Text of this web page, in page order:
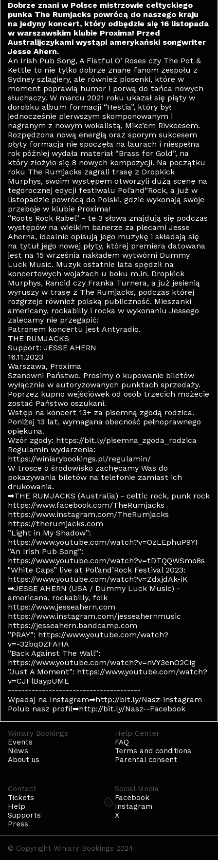
Dobrze znani w Polsce mistrzowie celtyckiego
punka The Rumjacks powrócą do naszego kraju
na jedyny koncert, który odbędzie się 16 listopada
w warszawskim klubie Proxima! Przed
Australijczykami wystąpi amerykański songwriter
Jesse Ahern.
An Irish Pub Song, A Fistful O’ Roses czy The Pot &
Kettle to nie tylko dobrze znane fanom zespołu z
Sydney szlagiery, ale również piosenki, które w
moment poprawią humor i porwą do tańca nowych
słuchaczy. W marcu 2021 roku ukazał się piąty w
dorobku album formacji “Hestia”, który był
jednocześnie pierwszym skomponowanym i
nagranym z nowym wokalistą, Mike’em Rivkeesem.
Rozpędzona nową energią oraz sporym sukcesem
płyty formacja nie spoczęła na laurach i niespełna
rok później wydała materiał “Brass for Gold”, na
który złożyło się 8 nowych kompozycji. Na początku
roku The Rumjacks zagrali trasę z Dropkick
Murphys, swoim występem otworzyli dużą scenę na
tegorocznej edycji festiwalu Pol’and”Rock, a już w
listopadzie powrócą do Polski, gdzie wykonają swoje
przeboje w klubie Proxima!
“Roots Rock Rabel” - te 3 słowa znajdują się podczas
występów na wielkim banerze za plecami Jesse
Aherna, idealnie opisują jego muzykę i składają się
na tytuł jego nowej płyty, której premiera datowana
jest na 15 września nakładem wytwórni Dummy
Luck Music. Muzyk ostatnie lata spędził na
koncertowych wojażach u boku m.in. Dropkick
Murphys, Rancid czy Franka Turnera, a już jesienią
wyruszy w trasę z The Rumjacks, podczas której
rozgrzeje również polską publiczność. Mieszanki
americany, rockabilly i rocka w wykonaniu Jessego
zalecamy nie przegapić!
Patronem koncertu jest Antyradio.
THE RUMJACKS
Support: JESSE AHERN
16.11.2023
Warszawa, Proxima
Szanowni Państwo. Prosimy o kupowanie biletów
wyłącznie w autoryzowanych punktach sprzedaży.
Poprzez kupno wejściówek od osób trzecich możecie
zostać Państwo oszukani.
Wstęp na koncert 13+ za pisemną zgodą rodzica.
Poniżej 13 lat, wymagana obecność pełnoprawnego
opiekuna.
Wzór zgody: https://bit.ly/pisemna_zgoda_rodzica
Regulamin wydarzenia:
https://winiarybookings.pl/regulamin/
W trosce o środowisko zachęcamy Was do
pokazywania biletów na telefonie zamiast ich
drukowania.
➡THE RUMJACKS (Australia) - celtic rock, punk rock
https://www.facebook.com/TheRumjacks
https://www.instagram.com/TheRumjacks
https://therumjacks.com
”Light in My Shadow”:
https://www.youtube.com/watch?v=OzLEphuP9YI
”An Irish Pub Song”:
https://www.youtube.com/watch?v=tDTQQWSmo8s
"White Caps” live at Pol’and’Rock Festival 2023:
https://www.youtube.com/watch?v=ZdxjdAk-iK
➡JESSE AHERN (USA / Dummy Luck Music) -
americana, rockabilly, folk
https://www.jesseahern.com
https://www.instagram.com/jesseahernmusic
https://jesseahern.bandcamp.com
”PRAY”: https://www.youtube.com/watch?
v=-32bq0ZFAHA
”Back Against The Wall”:
https://www.youtube.com/watch?v=nVY3enO2Cig
”Just A Moment”: https://www.youtube.com/watch?
v=CJFlBaypUME
---------------------------------------
Wpadaj na Instagram➡http://bit.ly/Nasz-instagram
Polub nasz profil➡http://bit.ly/Nasz--Facebook
Winiary Bookings
Events
News
About us
Help Center
FAQ
Terms and conditions
Parental consent
Contact
Tickets
Help
Supports
Press
Social Media
Facebook
Instagram
X
© Copyright Winiary Bookings 2024